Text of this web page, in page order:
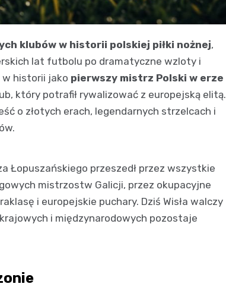
klubów w historii polskiej piłki nożnej,
lat futbolu po dramatyczne wzloty i
w historii jako pierwszy mistrz Polski w erze
który potrafił rywalizować z europejską elitą.
o złotych erach, legendarnych strzelcach i
Łopuszańskiego przeszedł przez wszystkie
mistrzostw Galicji, przez okupacyjne
i europejskie puchary. Dziś Wisła walczy
i międzynarodowych pozostaje